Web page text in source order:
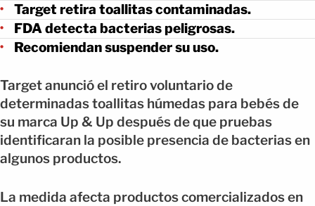
Target retira toallitas contaminadas.
FDA detecta bacterias peligrosas.
Recomiendan suspender su uso.
Target anunció el retiro voluntario de
determinadas toallitas húmedas para bebés de
su marca Up & Up después de que pruebas
identificaran la posible presencia de bacterias en
algunos productos.
La medida afecta productos comercializados en